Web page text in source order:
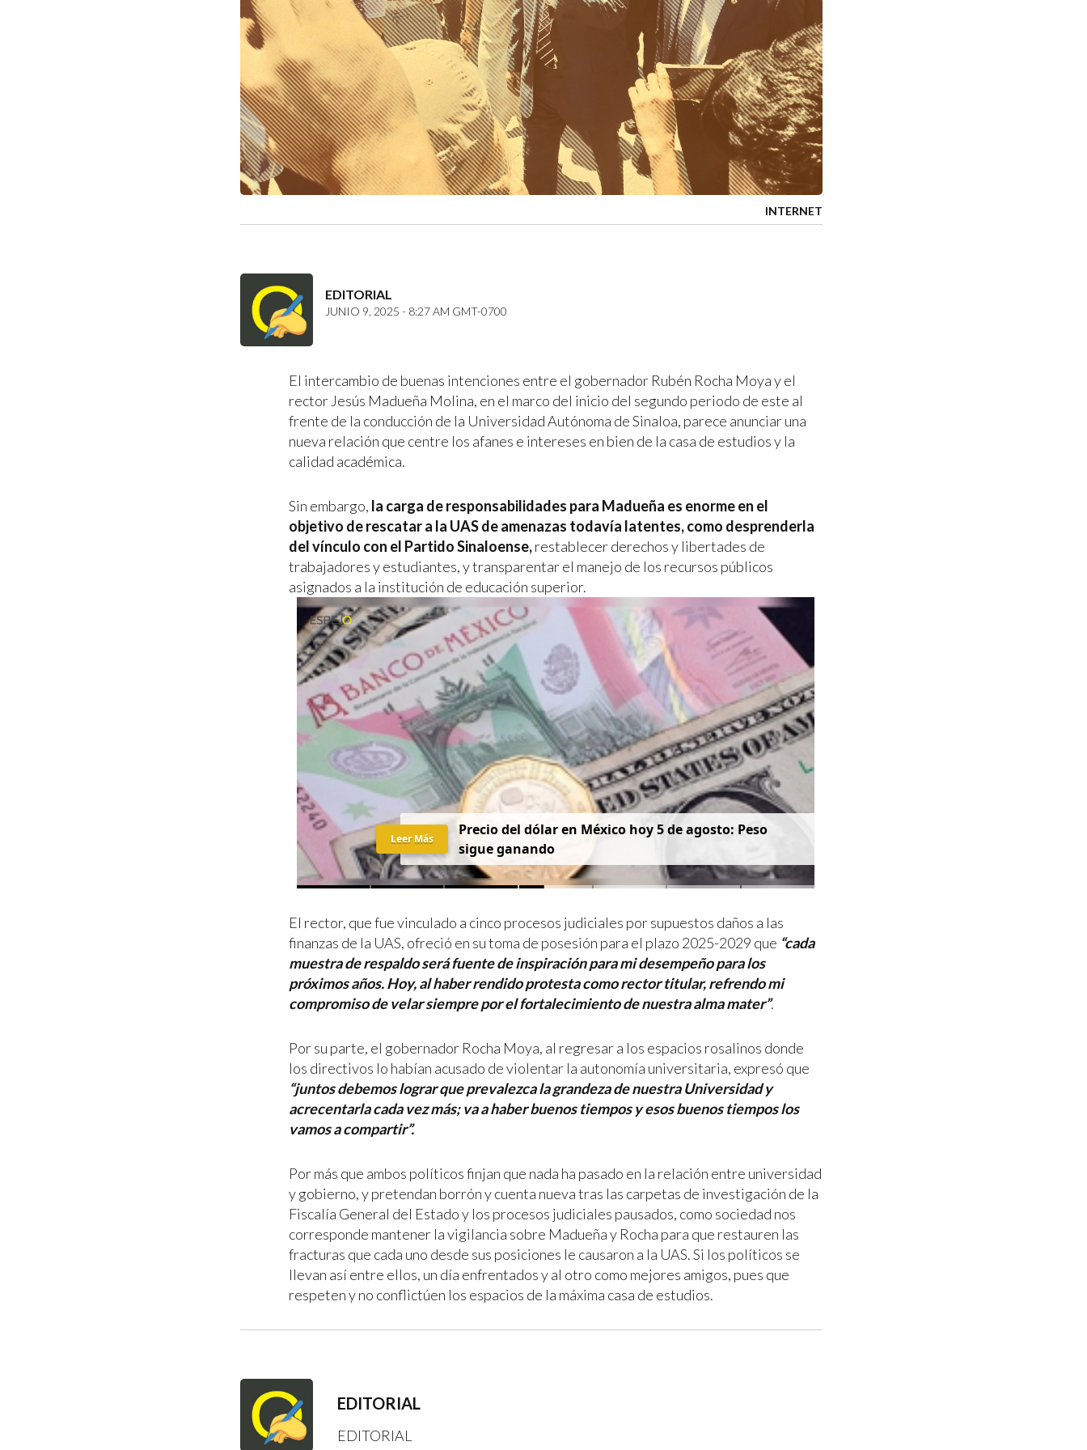
INTERNET
EDITORIAL
JUNIO 9, 2025 - 8:27 AM GMT-0700
El intercambio de buenas intenciones entre el gobernador Rubén Rocha Moya y el
rector Jesús Madueña Molina, en el marco del inicio del segundo periodo de este al
frente de la conducción de la Universidad Autónoma de Sinaloa, parece anunciar una
nueva relación que centre los afanes e intereses en bien de la casa de estudios y la
calidad académica.
Sin embargo, la carga de responsabilidades para Madueña es enorme en el
objetivo de rescatar a la UAS de amenazas todavía latentes, como desprenderla
del vínculo con el Partido Sinaloense,restablecer derechos y libertades de
trabajadores y estudiantes, y transparentar el manejo de los recursos públicos
asignados a la institución de educación superior.
Precio del dólar en México hoy 5 de agosto: Peso
sigue ganando
Leer Más
El rector, que fue vinculado a cinco procesos judiciales por supuestos daños a las
finanzas de la UAS, ofreció en su toma de posesión para el plazo 2025-2029 que “cada
muestra de respaldo será fuente de inspiración para mi desempeño para los
próximos años. Hoy, al haber rendido protesta como rector titular, refrendo mi
compromiso de velar siempre por el fortalecimiento de nuestra alma mater”.
Por su parte, el gobernador Rocha Moya, al regresar a los espacios rosalinos donde
los directivos lo habían acusado de violentar la autonomía universitaria, expresó que
“juntos debemos lograr que prevalezca la grandeza de nuestra Universidad y
acrecentarla cada vez más; va a haber buenos tiempos y esos buenos tiempos los
vamos a compartir”.
Por más que ambos políticos finjan que nada ha pasado en la relación entre universidad
y gobierno, y pretendan borrón y cuenta nueva tras las carpetas de investigación de la
Fiscalía General del Estado y los procesos judiciales pausados, como sociedad nos
corresponde mantener la vigilancia sobre Madueña y Rocha para que restauren las
fracturas que cada uno desde sus posiciones le causaron a la UAS. Si los políticos se
llevan así entre ellos, un día enfrentados y al otro como mejores amigos, pues que
respeten y no conflictúen los espacios de la máxima casa de estudios.
EDITORIAL
EDITORIAL